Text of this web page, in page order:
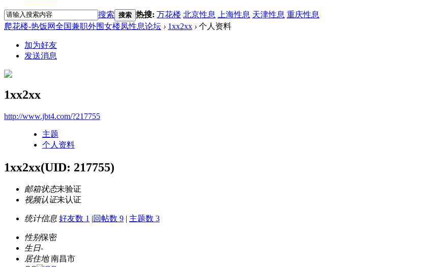
搜索 搜索 热搜: 万花楼 北京性息 上海性息 天津性息 重庆性息
爬花楼-热饭网全国兼职外围女楼凤性息论坛 › 1xx2xx › 个人资料
加为好友
发送消息
1xx2xx
http://www.jbt4.com/?217755
主题
个人资料
1xx2xx(UID: 217755)
邮箱状态未验证
视频认证未认证
统计信息 好友数 1 |回帖数 9 | 主题数 3
性别保密
生日-
居住地南昌市